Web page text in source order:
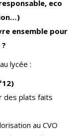
eco
ensemble pour
lycée :
des plats faits
au CVO